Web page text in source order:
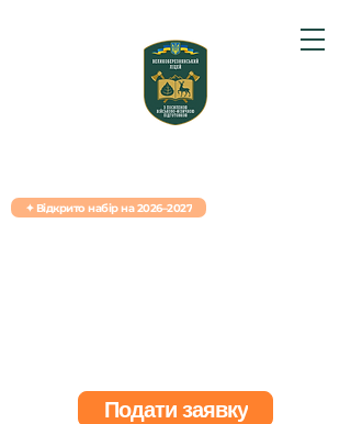
Подати заявку
✦ Відкрито набір на 2026–2027